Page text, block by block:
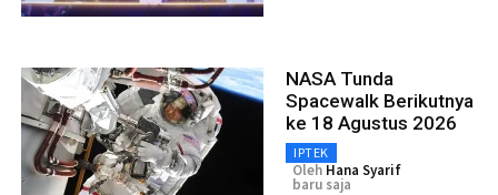
NASA Tunda
Spacewalk Berikutnya
ke 18 Agustus 2026
IPTEK
Oleh Hana Syarif
baru saja